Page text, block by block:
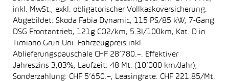
inkl. MwSt., exkl. obligatorischer Vollkaskoversicherung.
Abgebildet: Skoda Fabia Dynamic, 115 PS/85 kW, 7-Gang
DSG Frontantrieb, 121g CO2/km, 5.3l/100km, Kat. D in
Timiano Grün Uni. Fahrzeugpreis inkl.
Ablieferungspauschale CHF 28’780.–. Effektiver
Jahreszins 3,03%, Laufzeit: 48 Mt. (10’000 km/Jahr),
Sonderzahlung: CHF 5’650.–, Leasingrate: CHF 221.85/Mt.